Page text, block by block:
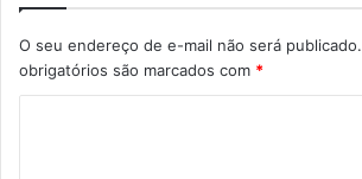
O seu endereço de e-mail não será publicado.
obrigatórios são marcados com *